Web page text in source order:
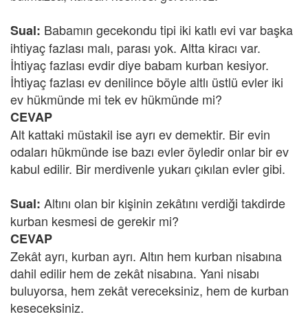
Sual: Babamın gecekondu tipi iki katlı evi var başka
ihtiyaç fazlası malı, parası yok. Altta kiracı var.
İhtiyaç fazlası evdir diye babam kurban kesiyor.
İhtiyaç fazlası ev denilince böyle altlı üstlü evler iki
ev hükmünde mi tek ev hükmünde mi?
CEVAP
Alt kattaki müstakil ise ayrı ev demektir. Bir evin
odaları hükmünde ise bazı evler öyledir onlar bir ev
kabul edilir. Bir merdivenle yukarı çıkılan evler gibi.
Sual: Altını olan bir kişinin zekâtını verdiği takdirde
kurban kesmesi de gerekir mi?
CEVAP
Zekât ayrı, kurban ayrı. Altın hem kurban nisabına
dahil edilir hem de zekât nisabına. Yani nisabı
buluyorsa, hem zekât vereceksiniz, hem de kurban
keseceksiniz.